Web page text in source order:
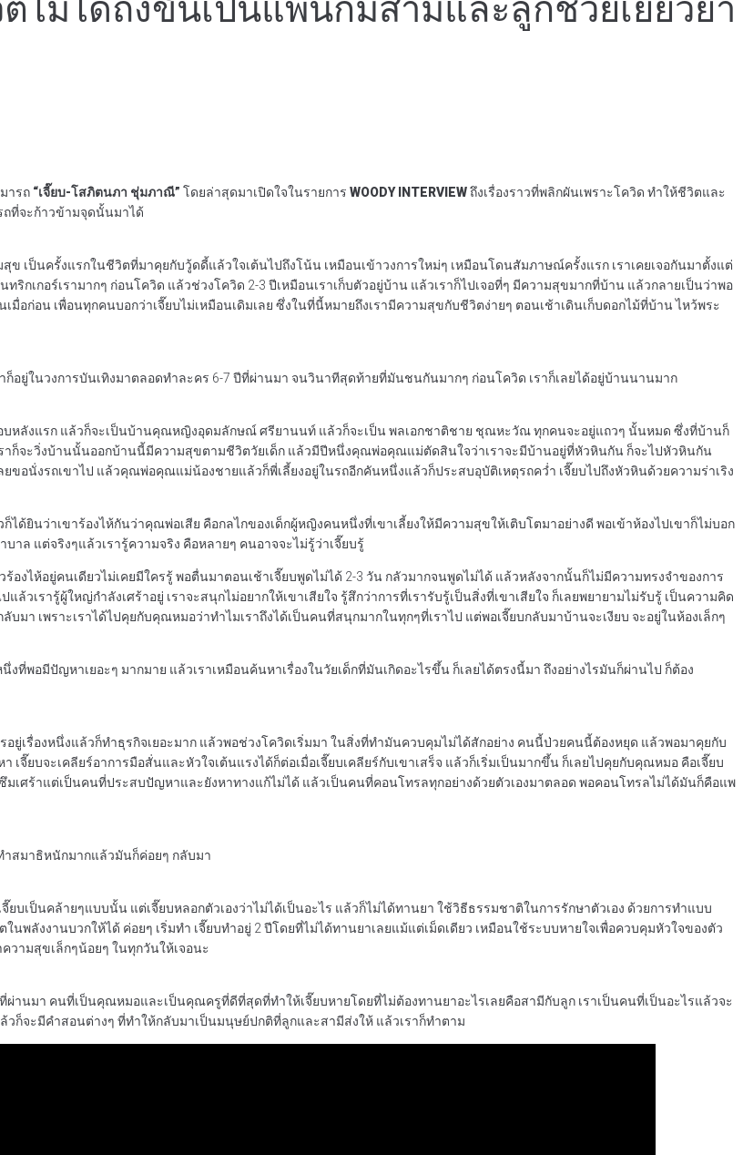
ไม่ได้ถึงขั้นเป็นแพนิกมีสามีและลูกช่วยเยียวยา
ารถ “เจี๊ยบ-โสภิตนภา ชุ่มภาณี” โดยล่าสุดมาเปิดใจในรายการ WOODY INTERVIEWถึงเรื่องราวที่พลิกผันเพราะโควิด ทำให้ชีวิตและ
ถที่จะก้าวข้ามจุดนั้นมาได้
เป็นครั้งแรกในชีวิตที่มาคุยกับวู้ดดี้แล้วใจเต้นไปถึงโน้น เหมือนเข้าวงการใหม่ๆ เหมือนโดนสัมภาษณ์ครั้งแรก เราเคยเจอกันมาตั้งแต่
เกอร์เรามากๆ ก่อนโควิด แล้วช่วงโควิด 2-3 ปีเหมือนเราเก็บตัวอยู่บ้าน แล้วเราก็ไปเจอที่ๆ มีความสุขมากที่บ้าน แล้วกลายเป็นว่าพอ
มื่อก่อน เพื่อนทุกคนบอกว่าเจี๊ยบไม่เหมือนเดิมเลย ซึ่งในที่นี้หมายถึงเรามีความสุขกับชีวิตง่ายๆ ตอนเช้าเดินเก็บดอกไม้ที่บ้าน ไหว้พระ
ก็อยู่ในวงการบันเทิงมาตลอดทำละคร 6-7 ปีที่ผ่านมา จนวินาทีสุดท้ายที่มันชนกันมากๆ ก่อนโควิด เราก็เลยได้อยู่บ้านนานมาก
อบหลังแรก แล้วก็จะเป็นบ้านคุณหญิงอุดมลักษณ์ ศรียานนท์ แล้วก็จะเป็น พลเอกชาติชาย ชุณหะวัณ ทุกคนจะอยู่แถวๆ นั้นหมด ซึ่งที่บ้านก็
าก็จะวิ่งบ้านนั้นออกบ้านนี้มีความสุขตามชีวิตวัยเด็ก แล้วมีปีหนึ่งคุณพ่อคุณแม่ตัดสินใจว่าเราจะมีบ้านอยู่ที่หัวหินกัน ก็จะไปหัวหินกัน
ขอนั่งรถเขาไป แล้วคุณพ่อคุณแม่น้องชายแล้วก็พี่เลี้ยงอยู่ในรถอีกคันหนึ่งแล้วก็ประสบอุบัติเหตุรถคว่ำ เจี๊ยบไปถึงหัวหินด้วยความร่าเริง
ด้ยินว่าเขาร้องไห้กันว่าคุณพ่อเสีย คือกลไกของเด็กผู้หญิงคนหนึ่งที่เขาเลี้ยงให้มีความสุขให้เติบโตมาอย่างดี พอเข้าห้องไปเขาก็ไม่บอก
ล แต่จริงๆแล้วเรารู้ความจริง คือหลายๆ คนอาจจะไม่รู้ว่าเจี๊ยบรู้
งไห้อยู่คนเดียวไม่เคยมีใครรู้ พอตื่นมาตอนเช้าเจี๊ยบพูดไม่ได้ 2-3 วัน กลัวมากจนพูดไม่ได้ แล้วหลังจากนั้นก็ไม่มีความทรงจำของการ
ล้วเรารู้ผู้ใหญ่กำลังเศร้าอยู่ เราจะสนุกไม่อยากให้เขาเสียใจ รู้สึกว่าการที่เรารับรู้เป็นสิ่งที่เขาเสียใจ ก็เลยพยายามไม่รับรู้ เป็นความคิด
มา เพราะเราได้ไปคุยกับคุณหมอว่าทำไมเราถึงได้เป็นคนที่สนุกมากในทุกๆที่เราไป แต่พอเจี๊ยบกลับมาบ้านจะเงียบ จะอยู่ในห้องเล็กๆ
พอมีปัญหาเยอะๆ มากมาย แล้วเราเหมือนค้นหาเรื่องในวัยเด็กที่มันเกิดอะไรขึ้น ก็เลยได้ตรงนี้มา ถึงอย่างไรมันก็ผ่านไป ก็ต้อง
อยู่เรื่องหนึ่งแล้วก็ทำธุรกิจเยอะมาก แล้วพอช่วงโควิดเริ่มมา ในสิ่งที่ทำมันควบคุมไม่ได้สักอย่าง คนนี้ป่วยคนนี้ต้องหยุด แล้วพอมาคุยกับ
เจี๊ยบจะเคลียร์อาการมือสั่นและหัวใจเต้นแรงได้ก็ต่อเมื่อเจี๊ยบเคลียร์กับเขาเสร็จ แล้วก็เริ่มเป็นมากขึ้น ก็เลยไปคุยกับคุณหมอ คือเจี๊ยบ
เศร้าแต่เป็นคนที่ประสบปัญหาและยังหาทางแก้ไม่ได้ แล้วเป็นคนที่คอนโทรลทุกอย่างด้วยตัวเองมาตลอด พอคอนโทรลไม่ได้มันก็คือแพ
ำสมาธิหนักมากแล้วมันก็ค่อยๆ กลับมา
ยบเป็นคล้ายๆแบบนั้น แต่เจี๊ยบหลอกตัวเองว่าไม่ได้เป็นอะไร แล้วก็ไม่ได้ทานยา ใช้วิธีธรรมชาติในการรักษาตัวเอง ด้วยการทำแบบ
นพลังงานบวกให้ได้ ค่อยๆ เริ่มทำ เจี๊ยบทำอยู่ 2 ปีโดยที่ไม่ได้ทานยาเลยแม้แต่เม็ดเดียว เหมือนใช้ระบบหายใจเพื่อควบคุมหัวใจของตัว
วามสุขเล็กๆน้อยๆ ในทุกวันให้เจอนะ
านมา คนที่เป็นคุณหมอและเป็นคุณครูที่ดีที่สุดที่ทำให้เจี๊ยบหายโดยที่ไม่ต้องทานยาอะไรเลยคือสามีกับลูก เราเป็นคนที่เป็นอะไรแล้วจะ
ก็จะมีคำสอนต่างๆ ที่ทำให้กลับมาเป็นมนุษย์ปกติที่ลูกและสามีส่งให้ แล้วเราก็ทำตาม